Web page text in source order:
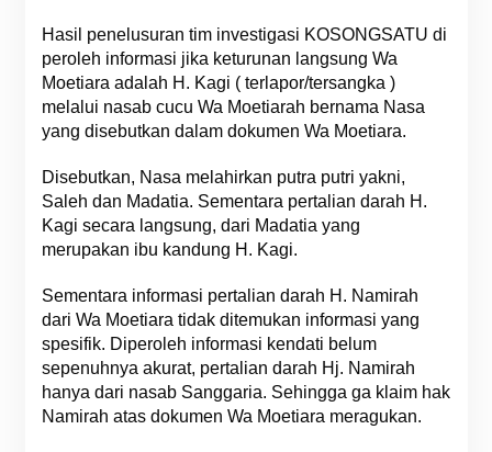
Hasil penelusuran tim investigasi KOSONGSATU di
peroleh informasi jika keturunan langsung Wa
Moetiara adalah H. Kagi ( terlapor/tersangka )
melalui nasab cucu Wa Moetiarah bernama Nasa
yang disebutkan dalam dokumen Wa Moetiara.
Disebutkan, Nasa melahirkan putra putri yakni,
Saleh dan Madatia. Sementara pertalian darah H.
Kagi secara langsung, dari Madatia yang
merupakan ibu kandung H. Kagi.
Sementara informasi pertalian darah H. Namirah
dari Wa Moetiara tidak ditemukan informasi yang
spesifik. Diperoleh informasi kendati belum
sepenuhnya akurat, pertalian darah Hj. Namirah
hanya dari nasab Sanggaria. Sehingga ga klaim hak
Namirah atas dokumen Wa Moetiara meragukan.